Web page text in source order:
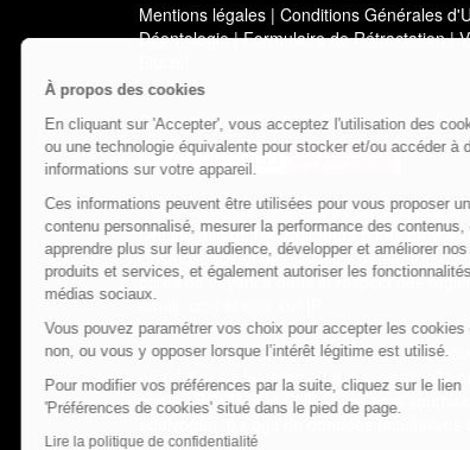
Mentions légales | Conditions Générales
Déontologie|Formulaire de Rétractation|
Copyright © 2000-2026 Cosmospace -
(3)Ce consentement exprès s'applique à la
OnLine afin de recevoir leurs offres de
Cosmospace et des sociétés Telemaque,
offres de voyance dans le respect des
email, sms et voix sur IP.
(4)Les informations relatives à l’origine
ou relatives à la santé ou à la vie sexuelle
par les RGPD et la CNIL. Elles sont
équivoque. Il s’agit de données
À propos des cookies
En cliquant sur 'Accepter', vous acceptez l'utilisation des
ou une technologie équivalente pour stocker et/ou accéder à
informations sur votre appareil.
Ces informations peuvent être utilisées pour vous proposer un
contenu personnalisé, mesurer la performance des contenus,
apprendre plus sur leur audience, développer et améliorer nos
produits et services, et également autoriser les
médias sociaux.
Vous pouvez paramétrer vos choix pour accepter les cookies
non, ou vous y opposer lorsque l’intérêt légitime est utilisé.
Pour modifier vos préférences par la suite, cliquez sur le lien
'Préférences de cookies' situé dans le pied de page.
Lire la politique de confidentialité